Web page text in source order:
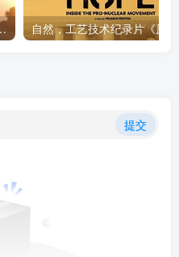
》下载
提交